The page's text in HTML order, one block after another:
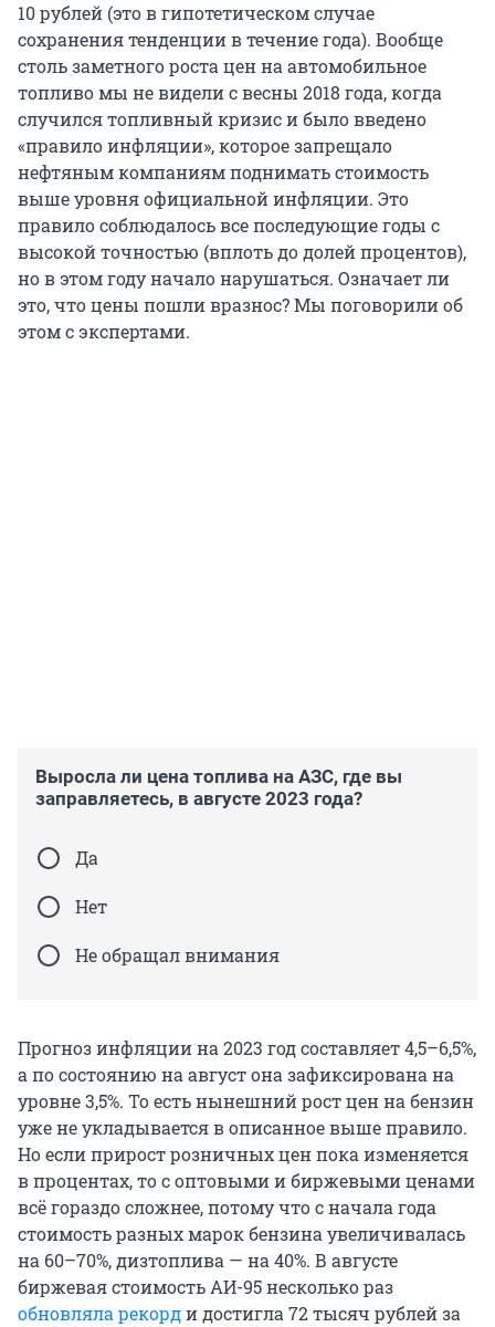
10 рублей (это в гипотетическом случае
сохранения тенденции в течение года). Вообще
столь заметного роста цен на автомобильное
топливо мы не видели с весны 2018 года, когда
случился топливный кризис и было введено
«правило инфляции», которое запрещало
нефтяным компаниям поднимать стоимость
выше уровня официальной инфляции. Это
правило соблюдалось все последующие годы с
высокой точностью (вплоть до долей процентов),
но в этом году начало нарушаться. Означает ли
это, что цены пошли вразнос? Мы поговорили об
этом с экспертами.
Выросла ли цена топлива на АЗС, где вы
заправляетесь, в августе 2023 года?
Да
Нет
Не обращал внимания
Прогноз инфляции на 2023 год составляет 4,5–6,5%,
а по состоянию на август она зафиксирована на
уровне 3,5%. То есть нынешний рост цен на бензин
уже не укладывается в описанное выше правило.
Но если прирост розничных цен пока изменяется
в процентах, то с оптовыми и биржевыми ценами
всё гораздо сложнее, потому что с начала года
стоимость разных марок бензина увеличивалась
на 60–70%, дизтоплива — на 40%. В августе
биржевая стоимость АИ-95 несколько раз
обновляла рекорди достигла 72 тысяч рублей за